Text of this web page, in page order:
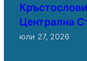
Централна
юли 27, 2026